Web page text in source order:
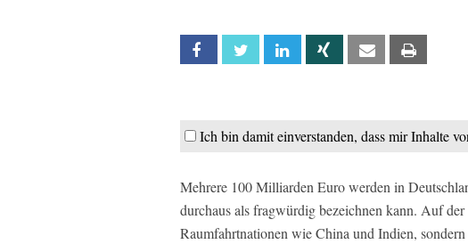
Facebook Twitter Linkedin Xing Email
Ich bin damit einverstanden, dass mir Inhalte
Mehrere 100 Milliarden Euro werden in
durchaus als fragwürdig bezeichnen kann. Auf
Raumfahrtnationen wie China und Indien,